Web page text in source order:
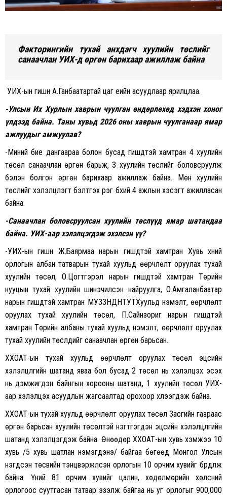
Факторингийн тухай анхдагч хуулийн төслийг
санаачлан УИХ-д өргөн барихаар ажиллаж байна
УИХ-ын гишүүн А.Ганбаатартай цаг үеийн асуудлаар ярилцлаа.
-Улсын Их Хурлын хаврын чуулган өндөрлөхөд хэдхэн хоног
үлдээд байна. Таны хувьд 2026 оны хаврын чуулганаар ямар
ажлуудыг амжуулав?
-Миний бие дангаараа болон бусад гишүүдтэй хамтран 4 хуулийн
төсөл санаачлан өргөн барьж, 3 хуулийн төслийг боловсруулж
бэлэн болгон өргөн барихаар ажиллаж байна. Мөн хуулийн
төслийг хэлэлцүүлэгт бэлтгэх үүрэг бүхий 4 ажлын хэсэгт ажилласан
байна.
-Санаачлан боловсруулсан хуулийн төслүүд ямар шатандаа
байна. УИХ-аар хэлэлцэгдэж эхэлсэн үү?
-УИХ-ын гишүүн Ж.Баярмаа нарын гишүүдтэй хамтран Хувь хүний
орлогын албан татварын тухай хуульд өөрчлөлт оруулах тухай
хуулийн төсөл, О.Цогтгэрэл нарын гишүүдтэй хамтран Төрийн
нууцын тухай хуулийн шинэчилсэн найруулга, О.Амгаланбаатар
нарын гишүүдтэй хамтран МУЗЗНДНТУТХуульд нэмэлт, өөрчлөлт
оруулах тухай хуулийн төсөл, П.Сайнзориг нарын гишүүдтэй
хамтран Төрийн албаны тухай хуульд нэмэлт, өөрчлөлт оруулах
тухай хуулийн төслүүдийг санаачлан өргөн барьсан.
ХХОАТ-ын тухай хуульд өөрчлөлт оруулах төсөл эцсийн
хэлэлцүүлгийн шатанд яваа бол бусад 2 төсөл нь хэлэлцэх эсэх
нь дэмжигдэн байнгын хорооны шатанд, 1 хуулийн төсөл УИХ-
аар хэлэлцэх асуудлын жагсаалтад орохоор хүлээгдэж байна.
ХХОАТ-ын тухай хуульд өөрчлөлт оруулах төсөл Засгийн газраас
өргөн барьсан хуулийн төсөлтэй нэгтгэгдэн эцсийн хэлэлцүүлгийн
шатанд хэлэлцэгдэж байна. Өнөөдөр ХХОАТ-ын хувь хэмжээ 10
хувь /5 хувь шатлан нэмэгдэнэ/ байгаа бөгөөд Монгол Улсын
нэгдсэн төсвийн тэнцвэржүүлсэн орлогын 10 орчим хувийг бүрдүүлж
байна. Үүний 81 орчим хувийг цалин, хөдөлмөрийн хөлсний
орлогоос суутгасан татвар эзэлж байгаа нь уг орлогыг 900,000